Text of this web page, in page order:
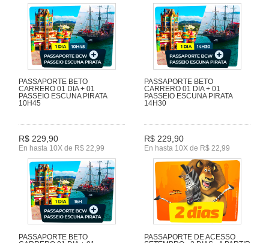
PASSAPORTE BETO
CARRERO 01 DIA + 01
PASSEIO ESCUNA PIRATA
10H45
R$ 229,90
En hasta 10X de R$ 22,99
PASSAPORTE BETO
CARRERO 01 DIA + 01
PASSEIO ESCUNA PIRATA
14H30
R$ 229,90
En hasta 10X de R$ 22,99
PASSAPORTE BETO
PASSAPORTE DE ACESSO